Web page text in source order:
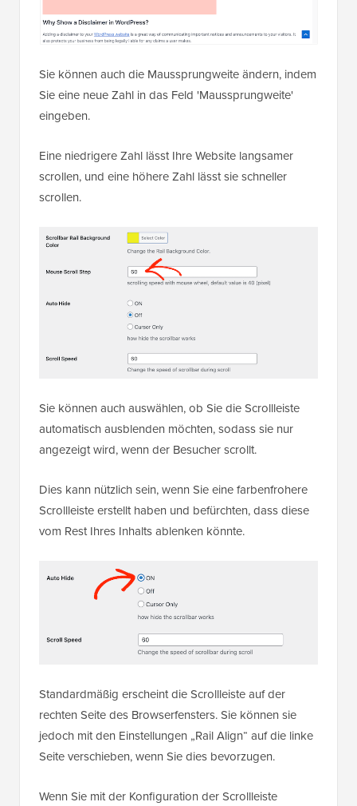
Sie können auch die Maussprungweite ändern, indem
Sie eine neue Zahl in das Feld 'Maussprungweite'
eingeben.
Eine niedrigere Zahl lässt Ihre Website langsamer
scrollen, und eine höhere Zahl lässt sie schneller
scrollen.
Sie können auch auswählen, ob Sie die Scrollleiste
automatisch ausblenden möchten, sodass sie nur
angezeigt wird, wenn der Besucher scrollt.
Dies kann nützlich sein, wenn Sie eine farbenfrohere
Scrollleiste erstellt haben und befürchten, dass diese
vom Rest Ihres Inhalts ablenken könnte.
Standardmäßig erscheint die Scrollleiste auf der
rechten Seite des Browserfensters. Sie können sie
jedoch mit den Einstellungen „Rail Align“ auf die linke
Seite verschieben, wenn Sie dies bevorzugen.
Wenn Sie mit der Konfiguration der Scrollleiste